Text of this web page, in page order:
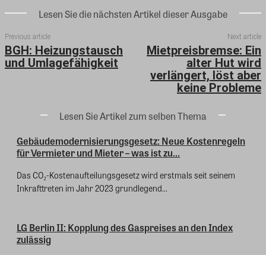
Lesen Sie die nächsten Artikel dieser Ausgabe
Previous article
BGH: Heizungstausch
und Umlagefähigkeit
Next article
Mietpreisbremse: Ein
alter Hut wird
verlängert, löst aber
keine Probleme
Lesen Sie Artikel zum selben Thema
Gebäudemodernisierungsgesetz: Neue Kostenregeln
für Vermieter und Mieter – was ist zu...
Das CO₂-Kostenaufteilungsgesetz wird erstmals seit seinem
Inkrafttreten im Jahr 2023 grundlegend...
LG Berlin II: Kopplung des Gaspreises an den Index
zulässig